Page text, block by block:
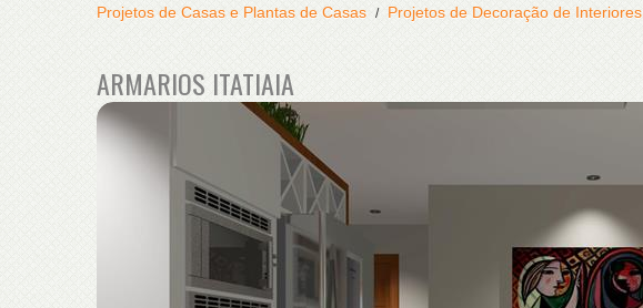
Projetos de Casas e Plantas de Casas Projetos de Decoração de Interiores
ARMARIOS ITATIAIA